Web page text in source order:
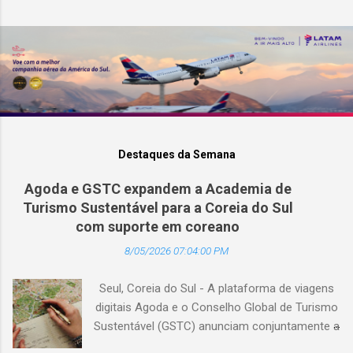
Destaques da Semana
Agoda e GSTC expandem a Academia de
Turismo Sustentável para a Coreia do Sul
com suporte em coreano
8/05/2026 07:04:00 PM
Seul, Coreia do Sul - A plataforma de viagens
digitais Agoda e o Conselho Global de Turismo
Sustentável (GSTC) anunciam conjuntamente a